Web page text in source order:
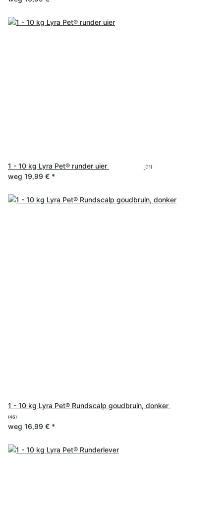
1 - 10 kg Lyra Pet® runder uier (11)
weg 19,99 € *
1 - 10 kg Lyra Pet® Rundscalp goudbruin, donker
(46)
weg 16,99 € *